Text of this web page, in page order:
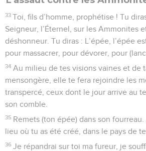
33 Toi, fils d’homme, prophétise ! Tu
Seigneur, l’Éternel, sur les Ammonites
déshonneur. Tu diras : L’épée, l’épée
pour massacrer, pour dévorer, pour
34 Au milieu de tes visions vaines et de
mensongère, elle te fera rejoindre les
transpercé, ceux dont le jour arrive au
son comble.
35 Remets (ton épée) dans son
lieu où tu as été créé, dans le pays de
36 Je répandrai sur toi ma fureur, je